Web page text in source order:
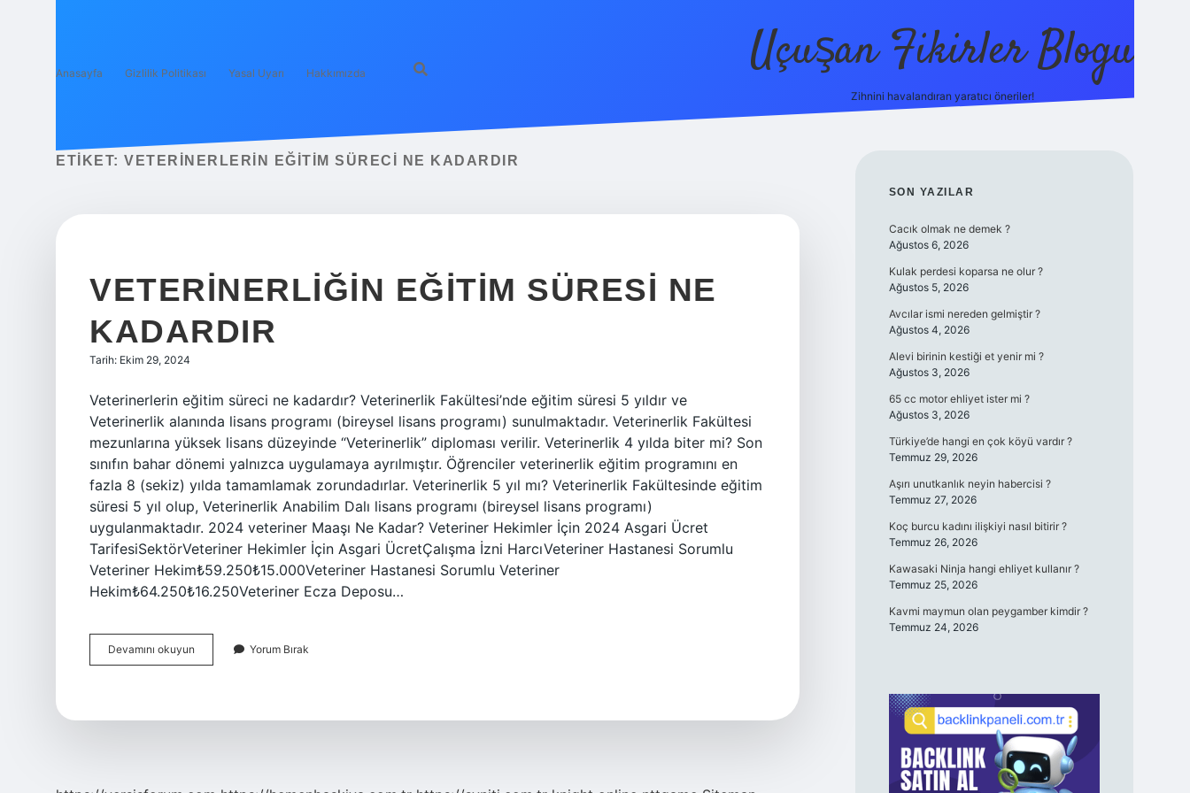
Anasayfa Gizlilik Politikası Yasal Uyarı Hakkımızda Uçuşan Fikirler Blogu
Zihnini havalandıran yaratıcı öneriler!
ETIKET: VETERINERLERIN EĞITIM SÜRECI NE KADARDIR
VETERINERLIĞIN EĞITIM SÜRESI NE
KADARDIR
Tarih: Ekim 29, 2024
Veterinerlerin eğitim süreci ne kadardır? Veterinerlik Fakültesi’nde eğitim süresi 5 yıldır ve
Veterinerlik alanında lisans programı (bireysel lisans programı) sunulmaktadır. Veterinerlik Fakültesi
mezunlarına yüksek lisans düzeyinde “Veterinerlik” diploması verilir. Veterinerlik 4 yılda biter mi? Son
sınıfın bahar dönemi yalnızca uygulamaya ayrılmıştır. Öğrenciler veterinerlik eğitim programını en
fazla 8 (sekiz) yılda tamamlamak zorundadırlar. Veterinerlik 5 yıl mı? Veterinerlik Fakültesinde eğitim
süresi 5 yıl olup, Veterinerlik Anabilim Dalı lisans programı (bireysel lisans programı)
uygulanmaktadır. 2024 veteriner Maaşı Ne Kadar? Veteriner Hekimler İçin 2024 Asgari Ücret
TarifesiSektörVeteriner Hekimler İçin Asgari ÜcretÇalışma İzni HarcıVeteriner Hastanesi Sorumlu
Veteriner Hekim₺59.250₺15.000Veteriner Hastanesi Sorumlu Veteriner
Hekim₺64.250₺16.250Veteriner Ecza Deposu…
Devamını okuyun Veterinerliğin
Eğitim
Yorum Bırak
SIDEBAR
SON YAZILAR
Cacık olmak ne demek ?
Ağustos 6, 2026
Kulak perdesi koparsa ne olur ?
Ağustos 5, 2026
Avcılar ismi nereden gelmiştir ?
Ağustos 4, 2026
Alevi birinin kestiği et yenir mi ?
Ağustos 3, 2026
65 cc motor ehliyet ister mi ?
Ağustos 3, 2026
Türkiye’de hangi en çok köyü vardır ?
Temmuz 29, 2026
Aşırı unutkanlık neyin habercisi ?
Temmuz 27, 2026
Koç burcu kadını ilişkiyi nasıl bitirir ?
Temmuz 26, 2026
Kawasaki Ninja hangi ehliyet kullanır ?
Temmuz 25, 2026
Kavmi maymun olan peygamber kimdir ?
Temmuz 24, 2026